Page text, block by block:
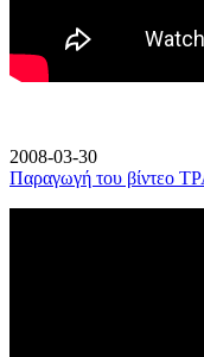
2008-03-30
Παραγωγή του